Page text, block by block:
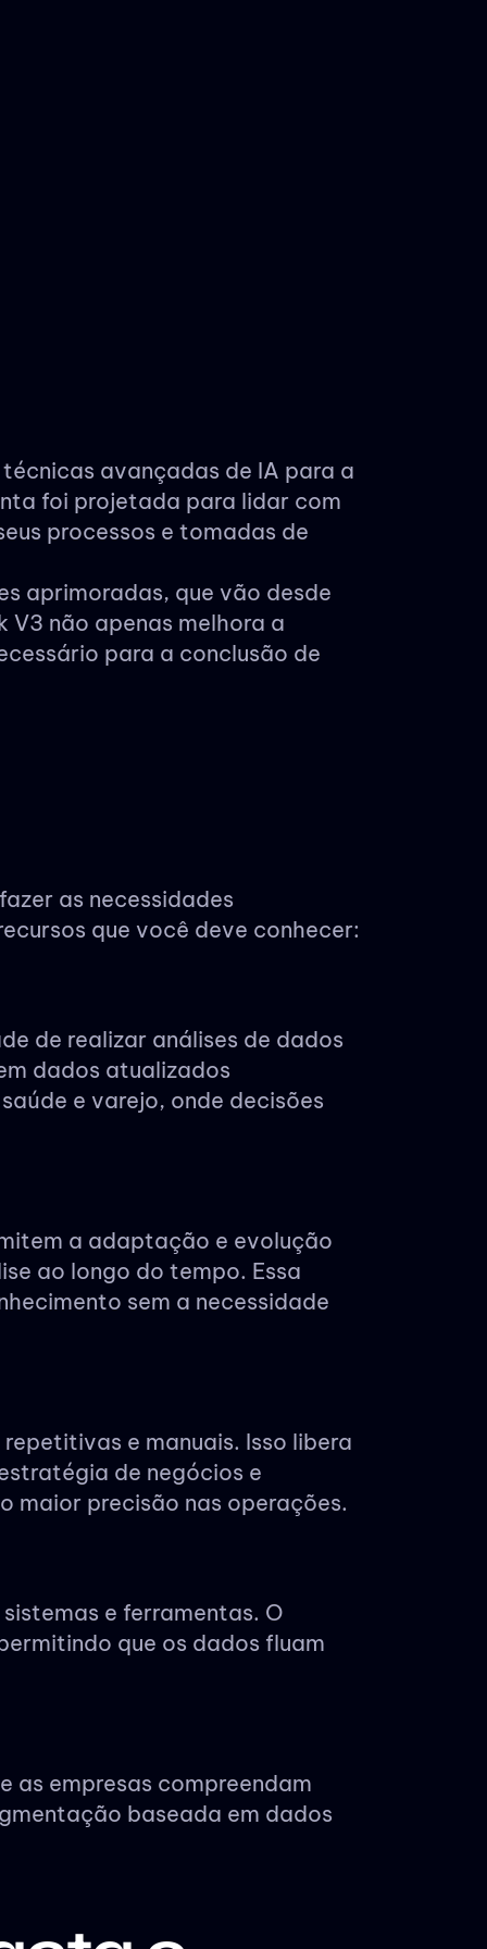
avançadas de IA para a
foi projetada para lidar com
processos e tomadas de
aprimoradas, que vão desde
V3 não apenas melhora a
para a conclusão de
as necessidades
que você deve conhecer:
de realizar análises de dados
dados atualizados
e varejo, onde decisões
a adaptação e evolução
ao longo do tempo. Essa
sem a necessidade
e manuais. Isso libera
de negócios e
maior precisão nas operações.
e ferramentas. O
que os dados fluam
empresas compreendam
baseada em dados